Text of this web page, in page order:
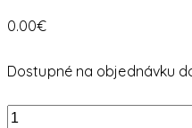
0.00€
Dostupné na objednávku
množstvo